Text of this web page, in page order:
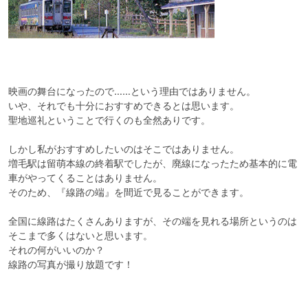
映画の舞台になったので……という理由ではありません。
いや、それでも十分におすすめできるとは思います。
聖地巡礼ということで行くのも全然ありです。
しかし私がおすすめしたいのはそこではありません。
増毛駅は留萌本線の終着駅でしたが、廃線になったため基本的に電
車がやってくることはありません。
そのため、『線路の端』を間近で見ることができます。
全国に線路はたくさんありますが、その端を見れる場所というのは
そこまで多くはないと思います。
それの何がいいのか？
線路の写真が撮り放題です！